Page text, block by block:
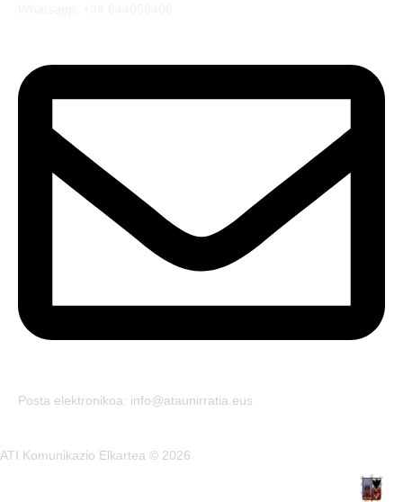
Posta elektronikoa: info@ataunirratia.eus
ATI Komunikazio Elkartea © 2026